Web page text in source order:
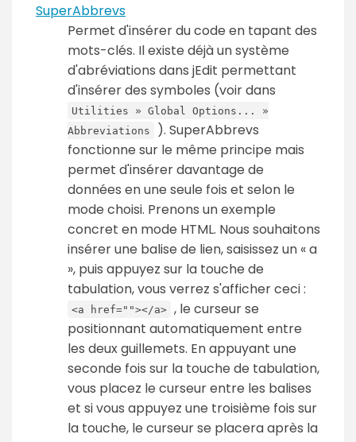
SuperAbbrevs
Permet d'insérer du code en tapant des
mots-clés. Il existe déjà un système
d'abréviations dans jEdit permettant
d'insérer des symboles (voir dans
Utilities » Global Options... »
Abbreviations
). SuperAbbrevs
fonctionne sur le même principe mais
permet d'insérer davantage de
données en une seule fois et selon le
mode choisi. Prenons un exemple
concret en mode HTML. Nous souhaitons
insérer une balise de lien, saisissez un « a
», puis appuyez sur la touche de
tabulation, vous verrez s'afficher ceci :
<a href=""></a> , le curseur se
positionnant automatiquement entre
les deux guillemets. En appuyant une
seconde fois sur la touche de tabulation,
vous placez le curseur entre les balises
et si vous appuyez une troisième fois sur
la touche, le curseur se placera après la